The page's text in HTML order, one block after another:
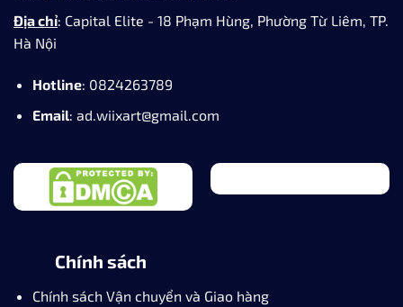
Địa chỉ: Capital Elite - 18 Phạm Hùng, Phường Từ Liêm, TP.
Hà Nội
Hotline: 0824263789
Email: ad.wiixart@gmail.com
Chính sách
Chính sách Vận chuyển và Giao hàng